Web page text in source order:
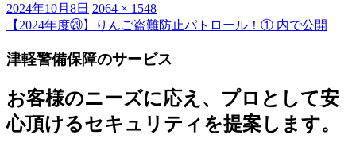
投
稿
2024年10月8日 フ
ル
イ
2064 × 1548
投
稿
ビ
ゲ
【2024年度㉙】りんご盗難防止パトロール！① 内で公開
津軽警備保障のサービス
お客様のニーズに応え、プロとして安
心頂けるセキュリティを提案します。